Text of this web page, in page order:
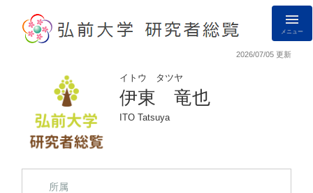
メニュー
2026/07/05 更新
イトウ タツヤ
伊東 竜也
ITO Tatsuya
所属